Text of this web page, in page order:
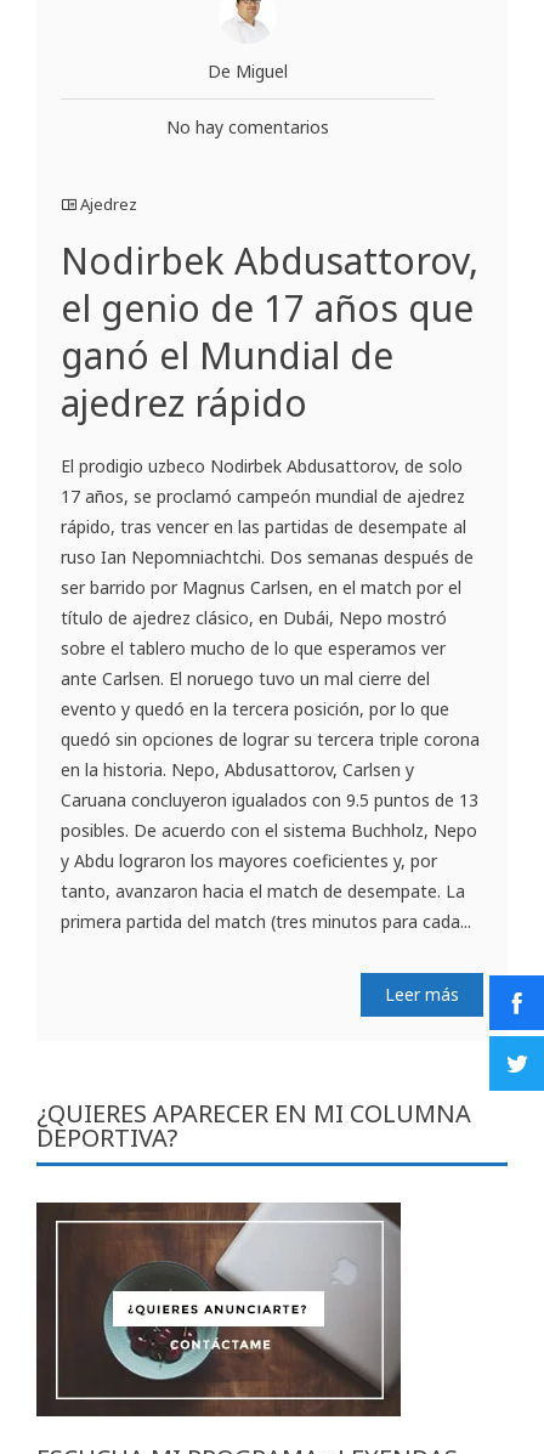
De Miguel
No hay comentarios
Ajedrez
Nodirbek Abdusattorov,
el genio de 17 años que
ganó el Mundial de
ajedrez rápido
El prodigio uzbeco Nodirbek Abdusattorov, de solo
17 años, se proclamó campeón mundial de ajedrez
rápido, tras vencer en las partidas de desempate al
ruso Ian Nepomniachtchi. Dos semanas después de
ser barrido por Magnus Carlsen, en el match por el
título de ajedrez clásico, en Dubái, Nepo mostró
sobre el tablero mucho de lo que esperamos ver
ante Carlsen. El noruego tuvo un mal cierre del
evento y quedó en la tercera posición, por lo que
quedó sin opciones de lograr su tercera triple corona
en la historia. Nepo, Abdusattorov, Carlsen y
Caruana concluyeron igualados con 9.5 puntos de 13
posibles. De acuerdo con el sistema Buchholz, Nepo
y Abdu lograron los mayores coeficientes y, por
tanto, avanzaron hacia el match de desempate. La
primera partida del match (tres minutos para cada...
Leer más
¿QUIERES APARECER EN MI COLUMNA
DEPORTIVA?